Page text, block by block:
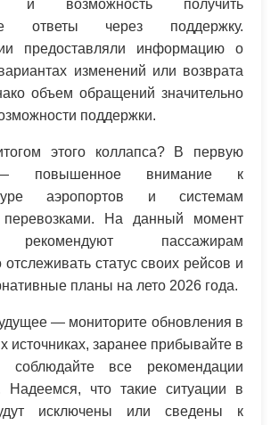
и возможность получить
ответы через поддержку.
предоставляли информацию о
изменений или возврата
объем обращений значительно
поддержки.
этого коллапса? В первую
повышенное внимание к
аэропортов и системам
перевозками. На данный момент
рекомендуют пассажирам
отслеживать статус своих рейсов и
планы на лето 2026 года.
— мониторите обновления в
источниках, заранее прибывайте в
соблюдайте все рекомендации
Надеемся, что такие ситуации в
исключены или сведены к